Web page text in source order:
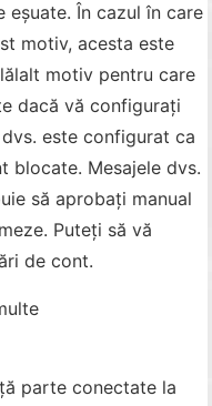
eșuate. În cazul în care
motiv, acesta este
motiv pentru care
dacă vă configurați
este configurat ca
blocate. Mesajele dvs.
să aprobați manual
Puteți să vă
de cont.
parte conectate la